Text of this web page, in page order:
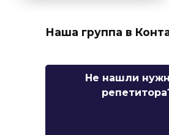
Наша группа в
Не нашли